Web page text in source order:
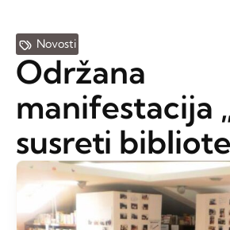
Novosti
Održana
manifestacija
susreti